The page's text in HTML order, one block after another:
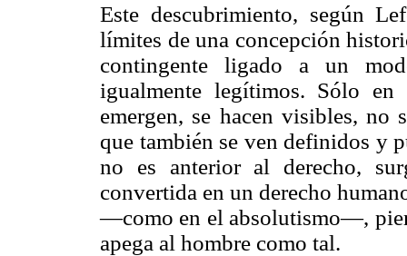
Este descubrimiento, según
límites de una concepción
contingente ligado a un
igualmente legítimos. Sólo
emergen, se hacen visibles, no
que también se ven definidos y
no es anterior al derecho,
convertida en un derecho
—como en el absolutismo—,
apega al hombre como tal.